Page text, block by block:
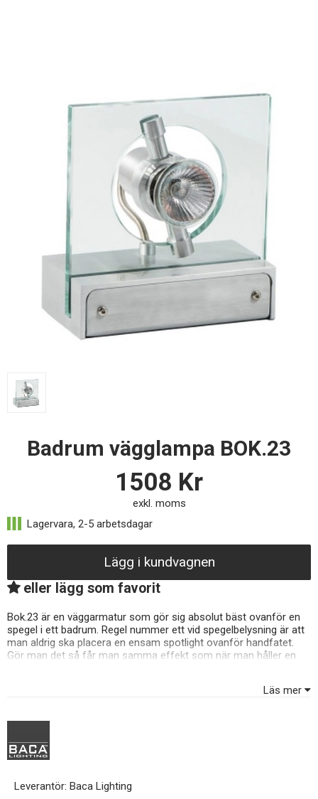
Badrum vägglampa BOK.23
1508 Kr
exkl. moms
Lägg i kundvagnen
eller lägg som favorit
Bok.23 är en väggarmatur som gör sig absolut bäst ovanför en
spegel i ett badrum. Regel nummer ett vid spegelbelysning är att
man aldrig ska placera en ensam spotlight ovanför handfatet.
Gör man det så får man samma effekt som när man håller en
ljuset reflekteras i handfatet och lyser upp i ansiktet vilketLäs mer
Leverantör: Baca Lighting